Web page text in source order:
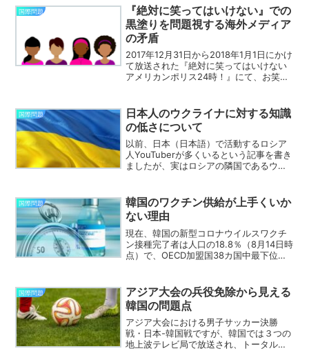
う人が多いようです。今...
国際問題
『絶対に笑ってはいけない』での
黒塗りを問題視する海外メディア
の矛盾
2017年12月31日から2018年1月1日にかけ
て放送された『絶対に笑ってはいけない
アメリカンポリス24時！』にて、お笑い
問題視して主に報じたのは、ニューヨー
ク・タイ...
国際問題
日本人のウクライナに対する知識
の低さについて
以前、日本（日本語）で活動するロシア
人YouTuberが多くいるという記事を書き
ましたが、実はロシアの隣国であるウク
ライナ人YouTuberが、声を揃えて日本人
はウク...
国際問題
韓国のワクチン供給が上手くいか
ない理由
現在、韓国の新型コロナウイルスワクチ
ン接種完了者は人口の18.8％（8月14日時
点）で、OECD加盟国38カ国中最下位と
でも大きな話題となっています。韓国に
おけるワクチ...
国際問題
アジア大会の兵役免除から見える
韓国の問題点
アジア大会における男子サッカー決勝
戦・日本-韓国戦ですが、韓国では３つの
地上波テレビ局で放送され、トータルの